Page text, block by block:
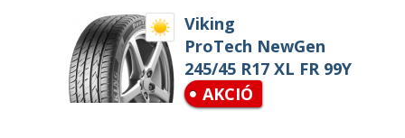
Viking
ProTech NewGen
245/45 R17 XL FR 99Y
AKCIÓ